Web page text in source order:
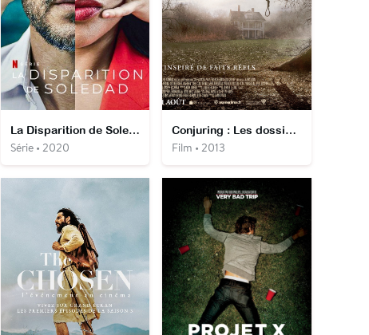
La Disparition de Soledad
Série • 2020
Conjuring : Les dossiers Warren
Film • 2013